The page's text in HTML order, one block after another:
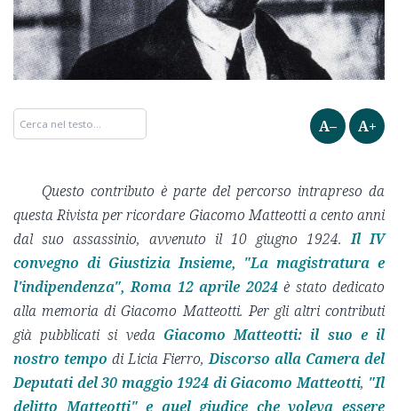
A– A+
Questo contributo è parte del percorso intrapreso da
questa Rivista per ricordare Giacomo Matteotti a cento anni
dal suo assassinio, avvenuto il 10 giugno 1924.Il IV
convegno di Giustizia Insieme, "La magistratura e
l'indipendenza", Roma 12 aprile 2024è stato dedicato
alla memoria di Giacomo Matteotti. Per gli altri contributi
già pubblicati si veda Giacomo Matteotti: il suo e il
nostro tempo di Licia Fierro,Discorso alla Camera del
Deputati del 30 maggio 1924 di Giacomo Matteotti, "Il
delitto Matteotti" e quel giudice che voleva essere